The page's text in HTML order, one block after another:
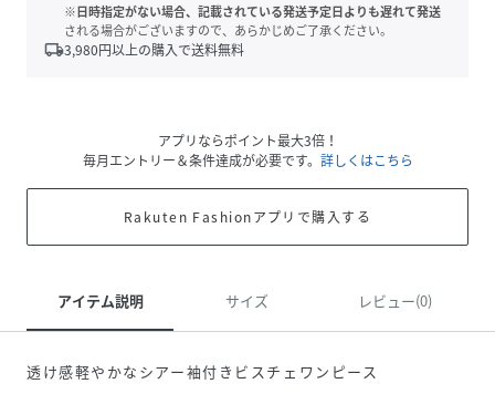
※日時指定がない場合、記載されている発送予定日よりも遅れて発送
される場合がございますので、あらかじめご了承ください。
local_shipping3,980円以上の購入で送料無料
アプリならポイント最大3倍！
毎月エントリー＆条件達成が必要です。 詳しくはこちら
Rakuten Fashionアプリで購入する
アイテム説明 サイズ レビュー(0)
透け感軽やかなシアー袖付きビスチェワンピース